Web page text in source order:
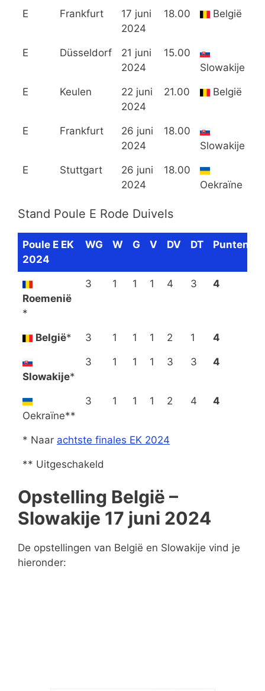
E Frankfurt
17 juni
2024
18.00
België
E Düsseldorf
21 juni
2024
15.00
Slowakije
E Keulen
22 juni
2024
21.00
België
E Frankfurt
26 juni
2024
18.00
Slowakije
E Stuttgart
26 juni
2024
18.00
Oekraïne
Stand Poule E Rode Duivels
Poule E EK
2024
WG W G V DV DT Punten
Roemenië
*
3 1 1 1 4 3 4
België* 3 1 1 1 2 1 4
Slowakije*
3 1 1 1 3 3 4
Oekraïne**
3 1 1 1 2 4 4
* Naar achtste finales EK 2024
** Uitgeschakeld
Opstelling België –
Slowakije 17 juni 2024
De opstellingen van België en Slowakije vind je
hieronder: